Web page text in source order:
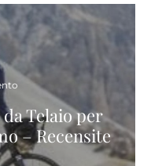
Telaio per
– Recensite